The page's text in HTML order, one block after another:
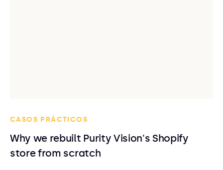
CASOS PRÁCTICOS
Why we rebuilt Purity Vision's Shopify
store from scratch